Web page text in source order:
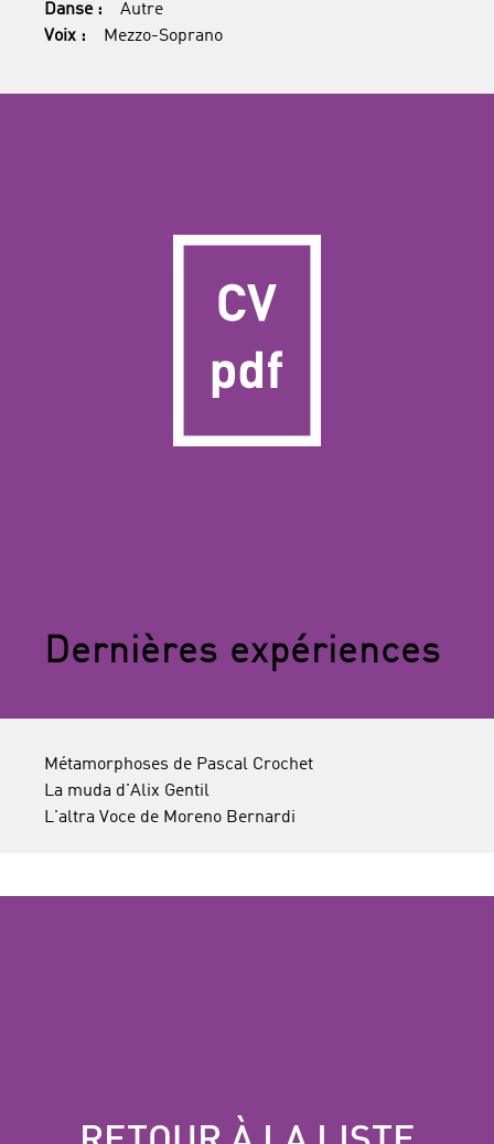
Danse :
Autre
Voix :
Mezzo-Soprano
Dernières expériences
Métamorphoses de Pascal Crochet
La muda d'Alix Gentil
L'altra Voce de Moreno Bernardi